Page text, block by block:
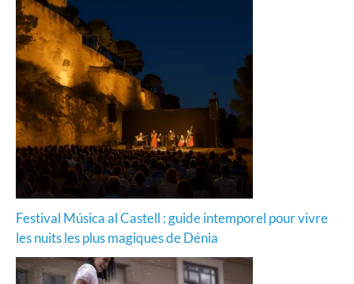
Festival Música al Castell : guide intemporel pour vivre
les nuits les plus magiques de Dénia